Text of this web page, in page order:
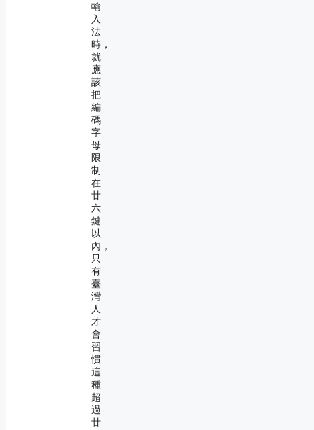
輸
入
法
時，
就
應
該
把
編
碼
字
母
限
制
在
廿
六
鍵
以
內，
只
有
臺
灣
人
才
會
習
慣
這
種
超
過
廿